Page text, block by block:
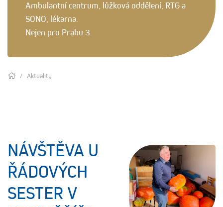
Ambulantní centrum, lůžková oddělení, RTG a
SONO, lékarna.
Nejen pro Prahu 3.
Aktuality
NÁVŠTĚVA U
ŘÁDOVÝCH
SESTER V